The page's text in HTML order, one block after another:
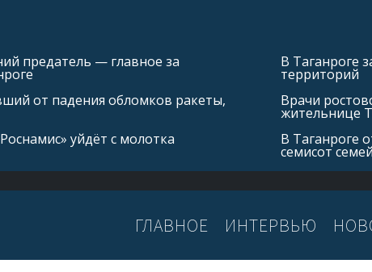
предатель — главное за
от падения обломков ракеты,
уйдёт с молотка
В Таганроге
территорий
Врачи
жительнице
В Таганроге
семисот семей
ГЛАВНОЕ ИНТЕРВЬЮ